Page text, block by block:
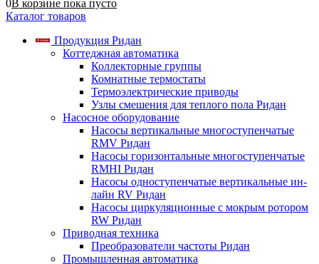
0В корзине пока пусто
Каталог товаров
Продукция Ридан
Коттеджная автоматика
Коллекторные группы
Комнатные термостаты
Термоэлектрические приводы
Узлы смешения для теплого пола Ридан
Насосное оборудование
Насосы вертикальные многоступенчатые
RMV Ридан
Насосы горизонтальные многоступенчатые
RMHI Ридан
Насосы одноступенчатые вертикальные ин-
лайн RV Ридан
Насосы циркуляционные с мокрым ротором
RW Ридан
Приводная техника
Преобразователи частоты Ридан
Промышленная автоматика